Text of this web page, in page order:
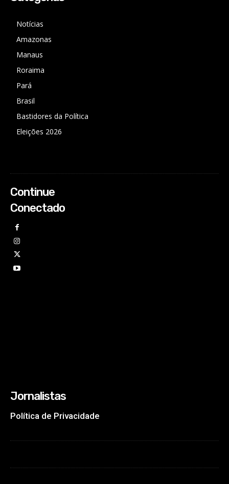
Notícias
Amazonas
Manaus
Roraima
Pará
Brasil
Bastidores da Política
Eleições 2026
Continue
Conectado
Jornalistas
Política de Privacidade